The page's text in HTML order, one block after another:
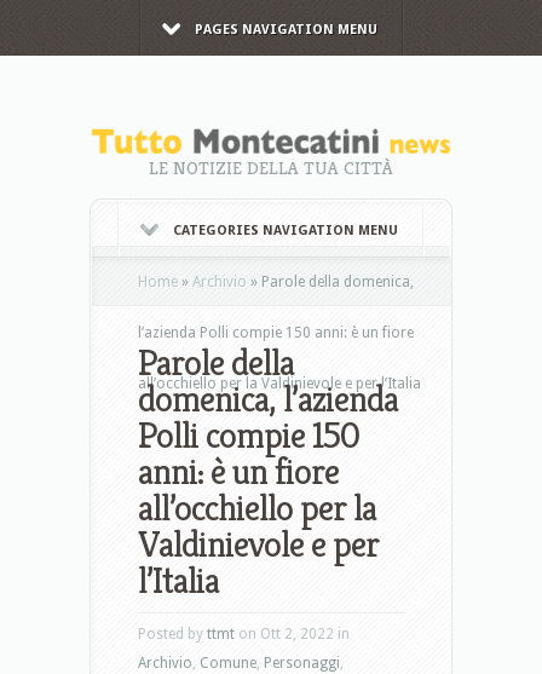
PAGES NAVIGATION MENU
LE NOTIZIE DELLA TUA CITTÀ
CATEGORIES NAVIGATION MENU
Home » Archivio » Parole della domenica,
l’azienda Polli compie 150 anni: è un fiore
all’occhiello per la Valdinievole e per l’Italia
Parole della
domenica, l’azienda
Polli compie 150
anni: è un fiore
all’occhiello per la
Valdinievole e per
l’Italia
Posted by ttmt on Ott 2, 2022 in
Archivio, Comune, Personaggi,